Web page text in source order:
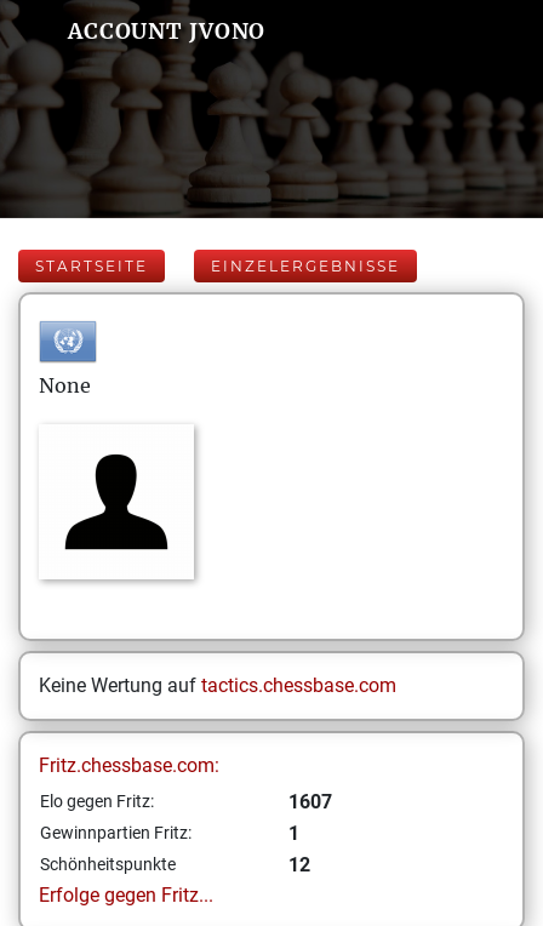
ACCOUNT JVONO
STARTSEITE EINZELERGEBNISSE
None
Keine Wertung auf tactics.chessbase.com
Fritz.chessbase.com:
Elo gegen Fritz: 1607
Gewinnpartien Fritz: 1
Schönheitspunkte
12
Erfolge gegen Fritz...